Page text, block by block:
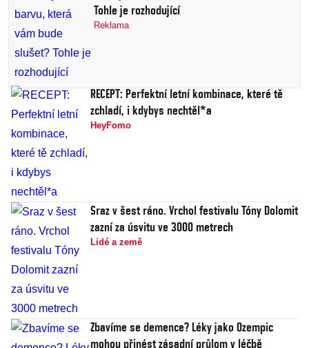
Tohle je rozhodující
Reklama
RECEPT: Perfektní letní kombinace, které tě
zchladí, i kdybys nechtěl*a
HeyFomo
Sraz v šest ráno. Vrchol festivalu Tóny Dolomit
zazní za úsvitu ve 3000 metrech
Lidé a země
Zbavíme se demence? Léky jako Ozempic
mohou přinést zásadní průlom v léčbě